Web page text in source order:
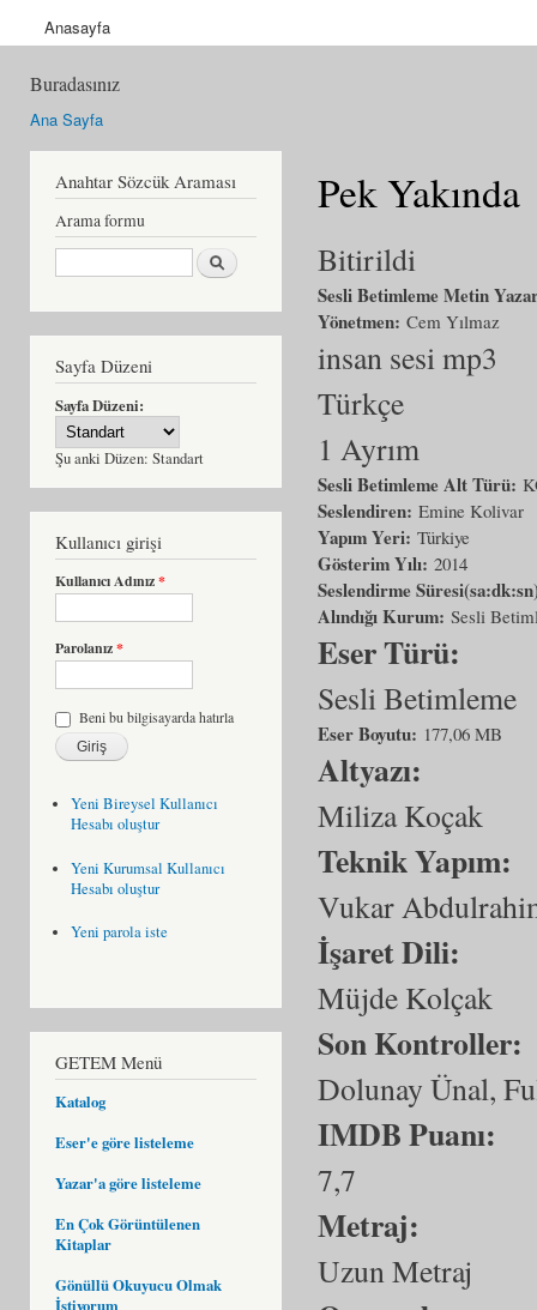
Anasayfa
Buradasınız
Ana Sayfa
Anahtar Sözcük Araması
Arama formu
Ara
Sayfa Düzeni
Sayfa Düzeni:
Şu anki Düzen: Standart
Kullanıcı girişi
Kullanıcı Adınız*
Parolanız*
Beni bu bilgisayarda hatırla
Yeni Bireysel Kullanıcı
Hesabı oluştur
Yeni Kurumsal Kullanıcı
Hesabı oluştur
Yeni parola iste
GETEM Menü
Katalog
Eser'e göre listeleme
Yazar'a göre listeleme
En Çok Görüntülenen
Kitaplar
Gönüllü Okuyucu Olmak
İstiyorum
Pek Yakında
Bitirildi
Sesli Betimleme Metin
Yönetmen: Cem Yılmaz
insan sesi mp3
Türkçe
1 Ayrım
Sesli Betimleme Alt Türü:
Seslendiren: Emine Kolivar
Yapım Yeri: Türkiye
Gösterim Yılı: 2014
Seslendirme
Alındığı Kurum: Sesli
Eser Türü:
Sesli Betimleme
Eser Boyutu: 177,06 MB
Altyazı:
Miliza Koçak
Teknik Yapım:
Vukar
İşaret Dili:
Müjde Kolçak
Son Kontroller:
Dolunay Ünal,
IMDB Puanı:
7,7
Metraj:
Uzun Metraj